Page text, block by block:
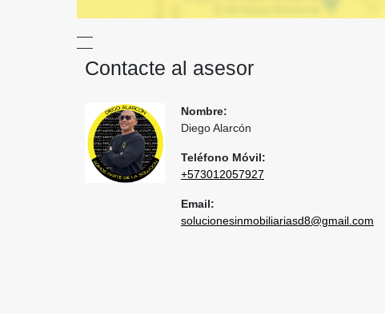
Contacte al asesor
Nombre:
Diego Alarcón
Teléfono Móvil:
+573012057927
Email:
solucionesinmobiliariasd8@gmail.com